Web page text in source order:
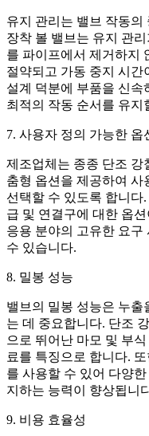
유지 관리는 밸브 작동의
장착 볼 밸브는 유지 관
를 파이프에서 제거하지
절약되고 가동 중지 시
설계 덕분에 부품을 신
최적의 작동 순서를 유지
7. 사용자 정의 가능한 옵
제조업체는 종종 단조 강
춤형 옵션을 제공하여 사
선택할 수 있도록 합니다
급 및 연결구에 대한 옵
응용 분야의 고유한 요
수 있습니다.
8. 밀봉 성능
밸브의 밀봉 성능은 누
는 데 중요합니다. 단조
으로 뛰어난 마모 및 부
료를 특징으로 합니다.
를 사용할 수 있어 다양
지하는 능력이 향상됩니
9. 비용 효율성